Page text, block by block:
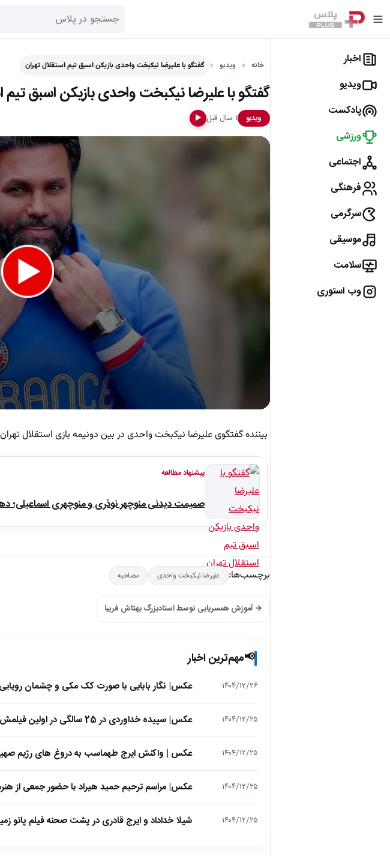
اخبار
ویدیو
پادکست
ورزشی
اجتماعی
فرهنگی
سرگرمی
موسیقی
سلامت
وب استوری
خانه ویدیو گفتگو با علیرضا نیکبخت واحدی بازیکن اسبق تیم استقلال تهران
گفتگو با علیرضا نیکبخت واحدی بازیکن اسبق تیم
ویدیو ۱ سال قبل ▶
بیننده گفتگوی علیرضا نیکبخت واحدی در بین دونیمه بازی استقلال
پیشنهاد مطالعه
صمیمت دیدنی منوچهر نوذری و منوچهری اسماعیلی؛ دهه
برچسب‌ها: علیرضا نیکبخت واحدی مصاحبه
→ آموزش همسریابی توسط استادبزرگ بهتاش فریبا
📢مهم‌ترین اخبار
۱۴۰۴/۱۲/۲۶ عکس| نگار بابایی با صورت کک مکی و چشمان رویایی
۱۴۰۴/۱۲/۲۵ عکس| سپیده خداوردی در 25 سالگی در اولین فیلمش در کنار شهاب حسینی
۱۴۰۴/۱۲/۲۵ عکس | واکنش ایرج طهماسب به دروغ های رژیم
۱۴۰۴/۱۲/۲۵ عکس| مراسم ترحیم حمید هیراد با حضور جمعی از
۱۴۰۴/۱۲/۲۵ شیلا خداداد و ایرج قادری در پشت صحنه فیلم پاتو زمین